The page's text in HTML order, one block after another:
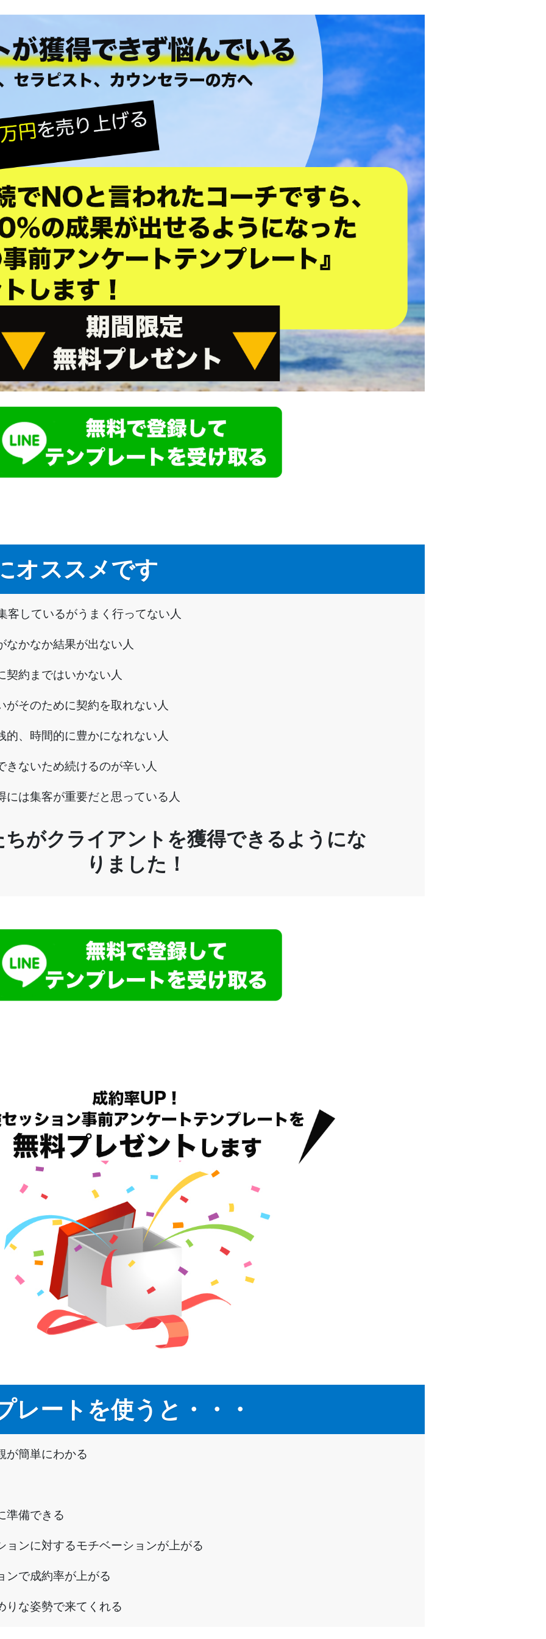
オススメです
客しているがうまく行ってない人
なかなか結果が出ない人
契約まではいかない人
がそのために契約を取れない人
的、時間的に豊かになれない人
きないため続けるのが辛い人
には集客が重要だと思っている人
がクライアントを獲得できるようにな
りました！
レートを使うと・・・
が簡単にわかる
準備できる
ョンに対するモチベーションが上がる
ンで成約率が上がる
りな姿勢で来てくれる